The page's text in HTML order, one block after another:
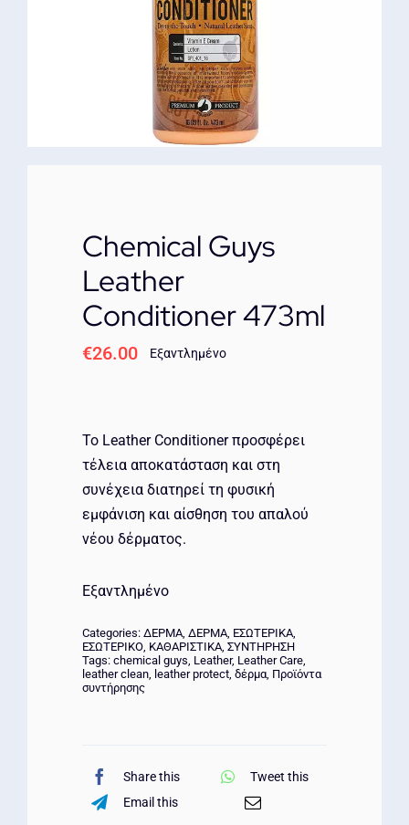
ΕΠΙΚΟΙΝΩΝΙΑ
Chemical Guys
Leather
Conditioner 473ml
€26.00 Εξαντλημένο
Το Leather Conditioner προσφέρει
τέλεια αποκατάσταση και στη
συνέχεια διατηρεί τη φυσική
εμφάνιση και αίσθηση του απαλού
νέου δέρματος.
Εξαντλημένο
Categories: ΔΕΡΜΑ, ΔΕΡΜΑ, ΕΣΩΤΕΡΙΚΑ,
ΕΣΩΤΕΡΙΚΟ, ΚΑΘΑΡΙΣΤΙΚΑ, ΣΥΝΤΗΡΗΣΗ
Tags: chemical guys, Leather, Leather Care,
leather clean, leather protect, δέρμα, Προϊόντα
συντήρησης
Share this
Tweet this
Email this